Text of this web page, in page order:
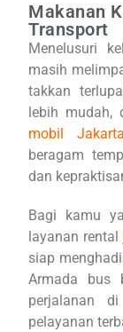
Makanan
Transport
Menelusuri
masih
takkan
lebih mudah,
mobil Jakarta
beragam
dan
Bagi kamu
layanan rental
siap
Armada bus
perjalanan
pelayanan